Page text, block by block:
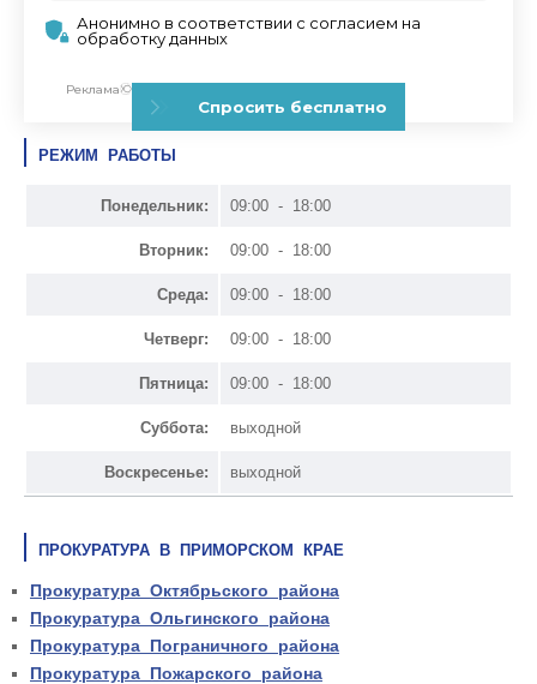
РЕЖИМ РАБОТЫ
Понедельник: 09:00 - 18:00
Вторник: 09:00 - 18:00
Среда: 09:00 - 18:00
Четверг: 09:00 - 18:00
Пятница: 09:00 - 18:00
Суббота: выходной
Воскресенье: выходной
ПРОКУРАТУРА В ПРИМОРСКОМ КРАЕ
Прокуратура Октябрьского района
Прокуратура Ольгинского района
Прокуратура Пограничного района
Прокуратура Пожарского района